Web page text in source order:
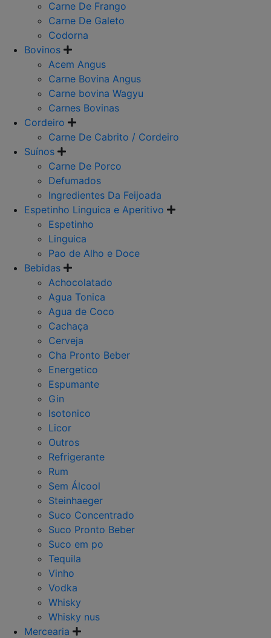
Carne De Frango
Carne De Galeto
Codorna
Bovinos
Acem Angus
Carne Bovina Angus
Carne bovina Wagyu
Carnes Bovinas
Cordeiro
Carne De Cabrito / Cordeiro
Suínos
Carne De Porco
Defumados
Ingredientes Da Feijoada
Espetinho Linguica e Aperitivo
Espetinho
Linguica
Pao de Alho e Doce
Bebidas
Achocolatado
Agua Tonica
Agua de Coco
Cachaça
Cerveja
Cha Pronto Beber
Energetico
Espumante
Gin
Isotonico
Licor
Outros
Refrigerante
Rum
Sem Álcool
Steinhaeger
Suco Concentrado
Suco Pronto Beber
Suco em po
Tequila
Vinho
Vodka
Whisky
Whisky nus
Mercearia